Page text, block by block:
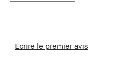
Ecrire le premier avis